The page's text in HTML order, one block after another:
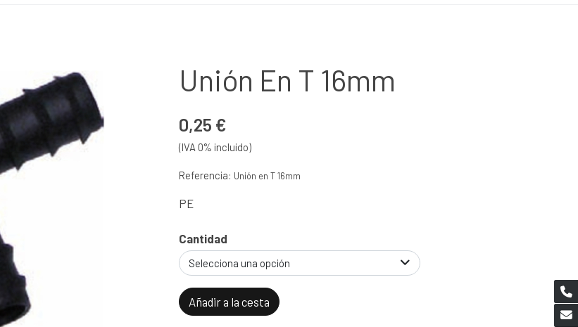
Unión En T 16mm
0,25 €
(IVA 0% incluido)
Referencia: Unión en T 16mm
PE
Cantidad
Selecciona una opción
Añadir a la cesta